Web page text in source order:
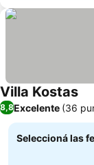
Villa Kostas
8,8Excelente (36
Seleccioná las